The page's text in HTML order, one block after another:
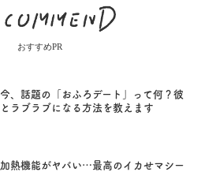
おすすめPR
今、話題の「おふろデート」って何？彼
とラブラブになる方法を教えます
加熱機能がヤバい…最高のイカせマシー